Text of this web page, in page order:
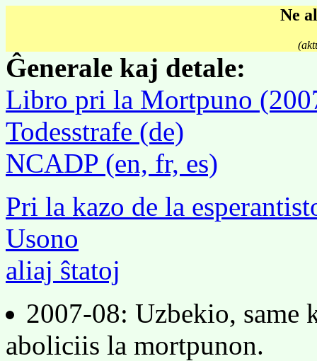
Ne
Ĝenerale kaj detale:
Libro pri la Mortpuno
Todesstrafe (de)
NCADP (en, fr, es)
Pri la kazo de la
Usono
aliaj ŝtatoj
2007-08: Uzbekio, same
aboliciis la mortpunon.